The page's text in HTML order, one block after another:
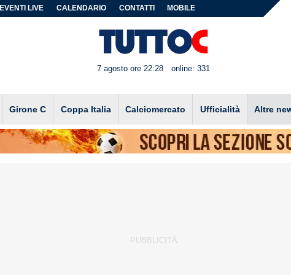
EVENTI LIVE CALENDARIO CONTATTI MOBILE
7 agosto ore 22:28 online: 331
Girone C Coppa Italia Calciomercato Ufficialità Altre